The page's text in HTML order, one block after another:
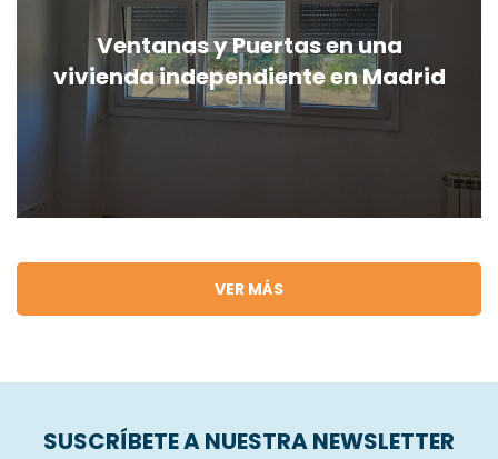
Ventanas y Puertas en una
vivienda independiente en Madrid
VER MÁS
SUSCRÍBETE A NUESTRA NEWSLETTER